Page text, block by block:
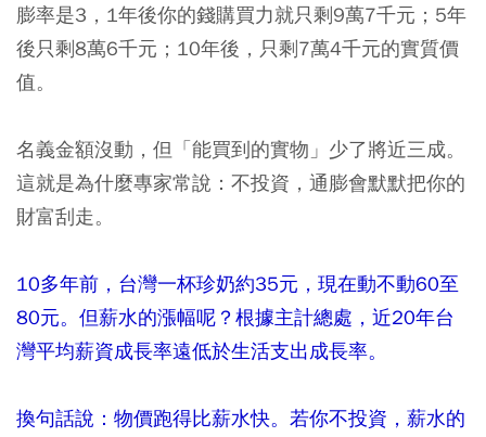
膨率是3，1年後你的錢購買力就只剩9萬7千元；5年
後只剩8萬6千元；10年後，只剩7萬4千元的實質價
值。
名義金額沒動，但「能買到的實物」少了將近三成。
這就是為什麼專家常說：不投資，通膨會默默把你的
財富刮走。
10多年前，台灣一杯珍奶約35元，現在動不動60至
80元。但薪水的漲幅呢？根據主計總處，近20年台
灣平均薪資成長率遠低於生活支出成長率。
換句話說：物價跑得比薪水快。若你不投資，薪水的